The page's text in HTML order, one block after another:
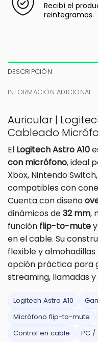
Recibí el
reintegramos.
DESCRIPCIÓN
INFORMACIÓN ADICIONAL
Auricular |
Cableado
El Logitech Astro A10
con micrófono, ideal
Xbox, Nintendo
compatibles con
Cuenta con diseño
dinámicos de32 mm,
función flip-to-mute
en el cable. Su
flexible y
opción práctica para
streaming, llamadas
Logitech Astro A10
Micrófono flip-to-mute
Control en cable
PC /